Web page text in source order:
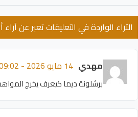
الآراء الواردة في التعليقات تعبر عن
مهدي 14 مايو 2026 - 09:02
برشلونة ديما كيعرف يخرج